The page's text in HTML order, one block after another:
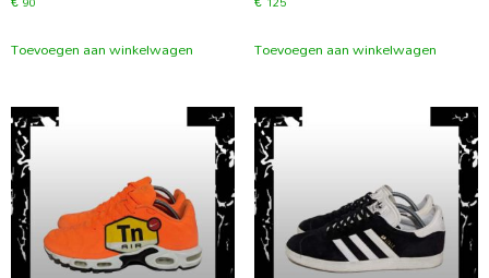
Toevoegen aan winkelwagen Toevoegen aan winkelwagen